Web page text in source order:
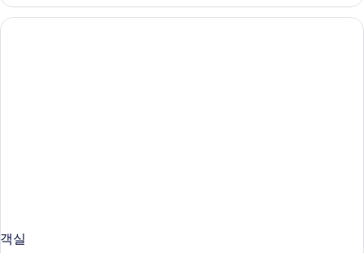
기
히
보
객실